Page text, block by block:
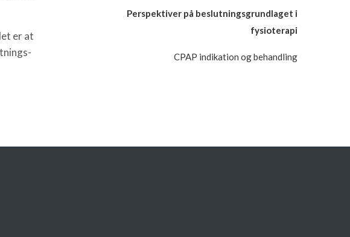
er at
Perspektiver på beslutningsgrundlaget i
fysioterapi
CPAP indikation og behandling